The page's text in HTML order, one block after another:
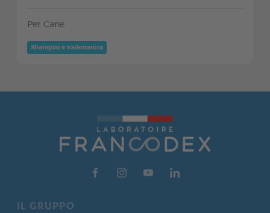
Per Cane
Shampoo e toelettatura
IL GRUPPO